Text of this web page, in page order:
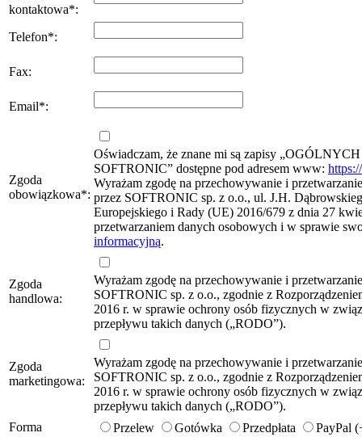
kontaktowa*:
Telefon*:
Fax:
Email*:
Zgoda
obowiązkowa*:
Oświadczam, że znane mi są zapisy
SOFTRONIC” dostępne pod adresem www:
Wyrażam zgodę na przechowywanie i
przez SOFTRONIC sp. z o.o., ul. J.H.
Europejskiego i Rady (UE) 2016/679 z dnia 27
przetwarzaniem danych osobowych i w sprawie
informacyjną.
Zgoda
handlowa:
Wyrażam zgodę na przechowywanie i
SOFTRONIC sp. z o.o., zgodnie z
2016 r. w sprawie ochrony osób fizycznych w
przepływu takich danych („RODO”).
Zgoda
marketingowa:
Wyrażam zgodę na przechowywanie i
SOFTRONIC sp. z o.o., zgodnie z
2016 r. w sprawie ochrony osób fizycznych w
przepływu takich danych („RODO”).
Forma
Przelew Gotówka Przedpłata PayPal